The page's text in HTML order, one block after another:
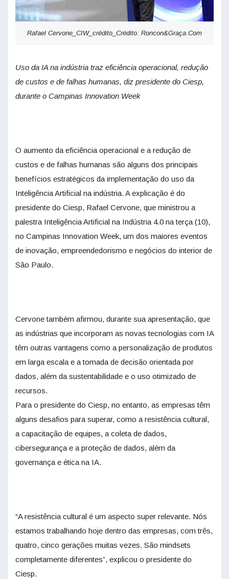
Rafael Cervone_CIW_crédito_Crédito: Roncon&Graça.Com
Uso da IA na indústria traz eficiência operacional, redução
de custos e de falhas humanas, diz presidente do Ciesp,
durante o Campinas Innovation Week
O aumento da eficiência operacional e a redução de
custos e de falhas humanas são alguns dos principais
benefícios estratégicos da implementação do uso da
Inteligência Artificial na indústria. A explicação é do
presidente do Ciesp, Rafael Cervone, que ministrou a
palestra Inteligência Artificial na Indústria 4.0 na terça (10),
no Campinas Innovation Week, um dos maiores eventos
de inovação, empreendedorismo e negócios do interior de
São Paulo.
Cervone também afirmou, durante sua apresentação, que
as indústrias que incorporam as novas tecnologias com IA
têm outras vantagens como a personalização de produtos
em larga escala e a tomada de decisão orientada por
dados, além da sustentabilidade e o uso otimizado de
recursos.
Para o presidente do Ciesp, no entanto, as empresas têm
alguns desafios para superar, como a resistência cultural,
a capacitação de equipes, a coleta de dados,
cibersegurança e a proteção de dados, além da
governança e ética na IA.
“A resistência cultural é um aspecto super relevante. Nós
estamos trabalhando hoje dentro das empresas, com três,
quatro, cinco gerações muitas vezes. São mindsets
completamente diferentes”, explicou o presidente do
Ciesp.